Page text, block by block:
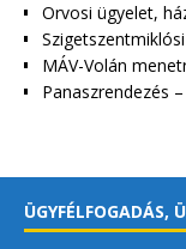
Orvosi ügyelet,
MÁV-Volán
Panaszrendezés
ÜGYFÉLFOGADÁS,